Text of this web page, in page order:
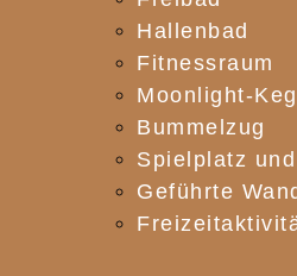
Hallenbad
Fitnessraum
Moonlight-
Bummelzug
Spielplatz
Geführte